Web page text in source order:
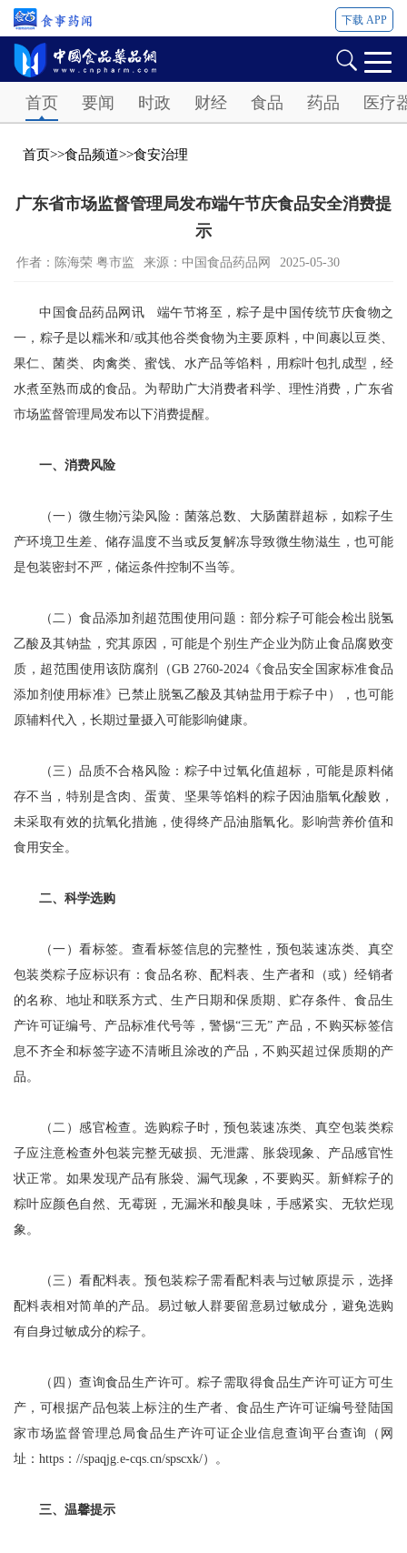
下载 APP
首页 要闻 时政 财经 食品 药品 医疗
首页>>食品频道>>食安治理
广东省市场监督管理局发布端午节庆食品安全消费提
示
作者：陈海荣 粤市监 来源：中国食品药品网 2025-05-30
中国食品药品网讯 端午节将至，粽子是中国传统节庆食物之
一，粽子是以糯米和/或其他谷类食物为主要原料，中间裹以豆类、
果仁、菌类、肉禽类、蜜饯、水产品等馅料，用粽叶包扎成型，经
水煮至熟而成的食品。为帮助广大消费者科学、理性消费，广东省
市场监督管理局发布以下消费提醒。
一、消费风险
（一）微生物污染风险：菌落总数、大肠菌群超标，如粽子生
产环境卫生差、储存温度不当或反复解冻导致微生物滋生，也可能
是包装密封不严，储运条件控制不当等。
（二）食品添加剂超范围使用问题：部分粽子可能会检出脱氢
乙酸及其钠盐，究其原因，可能是个别生产企业为防止食品腐败变
质，超范围使用该防腐剂（GB 2760-2024《食品安全国家标准食品
添加剂使用标准》已禁止脱氢乙酸及其钠盐用于粽子中），也可能
原辅料代入，长期过量摄入可能影响健康。
（三）品质不合格风险：粽子中过氧化值超标，可能是原料储
存不当，特别是含肉、蛋黄、坚果等馅料的粽子因油脂氧化酸败，
未采取有效的抗氧化措施，使得终产品油脂氧化。影响营养价值和
食用安全。
二、科学选购
（一）看标签。查看标签信息的完整性，预包装速冻类、真空
包装类粽子应标识有：食品名称、配料表、生产者和（或）经销者
的名称、地址和联系方式、生产日期和保质期、贮存条件、食品生
产许可证编号、产品标准代号等，警惕“三无” 产品，不购买标签信
息不齐全和标签字迹不清晰且涂改的产品，不购买超过保质期的产
品。
（二）感官检查。选购粽子时，预包装速冻类、真空包装类粽
子应注意检查外包装完整无破损、无泄露、胀袋现象、产品感官性
状正常。如果发现产品有胀袋、漏气现象，不要购买。新鲜粽子的
粽叶应颜色自然、无霉斑，无漏米和酸臭味，手感紧实、无软烂现
象。
（三）看配料表。预包装粽子需看配料表与过敏原提示，选择
配料表相对简单的产品。易过敏人群要留意易过敏成分，避免选购
有自身过敏成分的粽子。
（四）查询食品生产许可。粽子需取得食品生产许可证方可生
产，可根据产品包装上标注的生产者、食品生产许可证编号登陆国
家市场监督管理总局食品生产许可证企业信息查询平台查询（网
址：https：//spaqjg.e-cqs.cn/spscxk/）。
三、温馨提示